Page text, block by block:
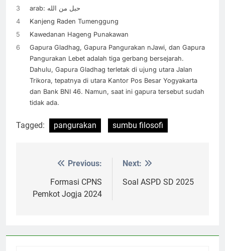
3
arab: حبل من الله
4
Kanjeng Raden Tumenggung
5
Kawedanan Hageng Punakawan
6
Gapura Gladhag, Gapura Pangurakan nJawi, dan Gapura
Pangurakan Lebet adalah tiga gerbang bersejarah.
Dahulu, Gapura Gladhag terletak di ujung utara Jalan
Trikora, tepatnya di utara Kantor Pos Besar Yogyakarta
dan Bank BNI 46. Namun, saat ini gapura tersebut sudah
tidak ada.
Tagged: pangurakan sumbu filosofi
navigation
Previous:
Formasi CPNS
Pemkot Jogja 2024
Next:
Soal ASPD SD 2025